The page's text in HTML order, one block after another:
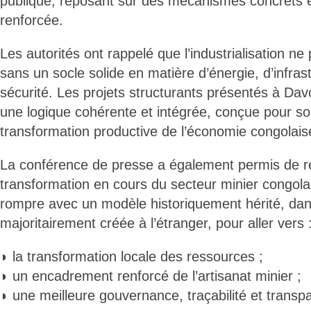
renforcée.
Les autorités ont rappelé que l’industrialisation
sans un socle solide en matière d’énergie,
sécurité. Les projets structurants présentés à
une logique cohérente et intégrée, conçue pour
transformation productive de l’économie
La conférence de presse a également permis de
transformation en cours du secteur minier
rompre avec un modèle historiquement hérité,
majoritairement créée à l’étranger, pour aller vers
◗ la transformation locale des ressources ;
◗ un encadrement renforcé de l’artisanat minier ;
◗ une meilleure gouvernance, traçabilité et